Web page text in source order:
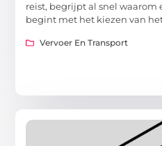
reist, begrijpt al snel waarom
begint met het kiezen van
Vervoer En Transport